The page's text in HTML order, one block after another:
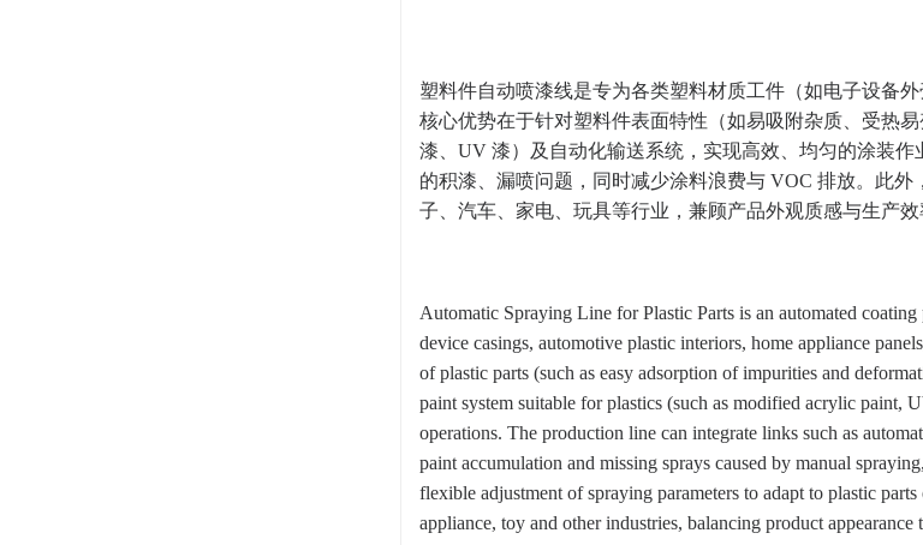
塑料件自动喷漆线是专为各类塑料材质工件（如电子设备
核心优势在于针对塑料件表面特性（如易吸附杂质、受热
漆、UV 漆）及自动化输送系统，实现高效、均匀的涂装
的积漆、漏喷问题，同时减少涂料浪费与 VOC 排放。此
子、汽车、家电、玩具等行业，兼顾产品外观质感与生产效
Automatic Spraying Line for Plastic Parts is an automated
device casings, automotive plastic interiors, home appliance
of plastic parts (such as easy adsorption of impurities and
paint system suitable for plastics (such as modified acrylic paint,
operations. The production line can integrate links such as
paint accumulation and missing sprays caused by manual
flexible adjustment of spraying parameters to adapt to plastic
appliance, toy and other industries, balancing product